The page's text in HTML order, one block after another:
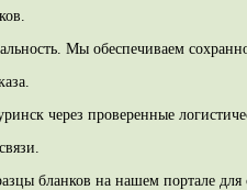
Мы обеспечиваем
через проверенные
бланков на нашем портале